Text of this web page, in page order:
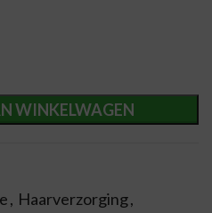
WINKELWAGEN
, Haarverzorging,